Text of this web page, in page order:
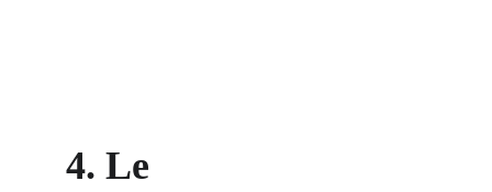
4. Le